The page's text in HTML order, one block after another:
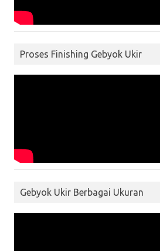
Proses Finishing Gebyok Ukir
Gebyok Ukir Berbagai Ukuran